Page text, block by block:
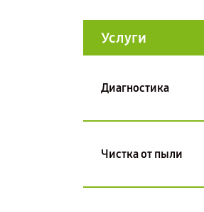
Услуги
Диагностика
Чистка от пыли